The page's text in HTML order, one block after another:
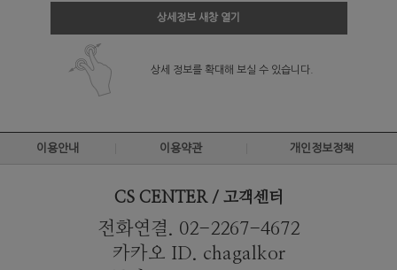
상세정보 새창 열기
상세 정보를 확대해 보실 수 있습니다.
이용안내 이용약관 개인정보정책
CS CENTER / 고객센터
전화연결. 02-2267-4672
카카오 ID. chagalkor